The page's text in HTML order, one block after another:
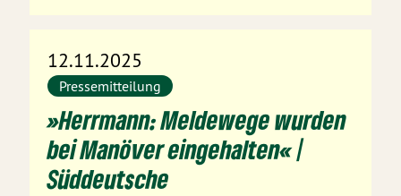
12.11.2025
Pressemitteilung
»Herrmann: Meldewege wurden
bei Manöver eingehalten« |
Süddeutsche